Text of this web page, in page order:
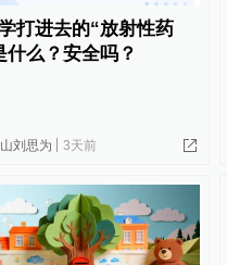
打进去的“放射性药
什么？安全吗？
刘思为 3天前